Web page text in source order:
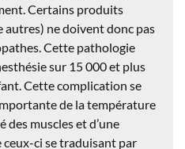
Certains produits
ne doivent donc pas
Cette pathologie
sur 15 000 et plus
Cette complication se
de la température
des muscles et d’une
ci se traduisant par